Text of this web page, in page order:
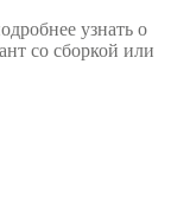
узнать о
со сборкой или